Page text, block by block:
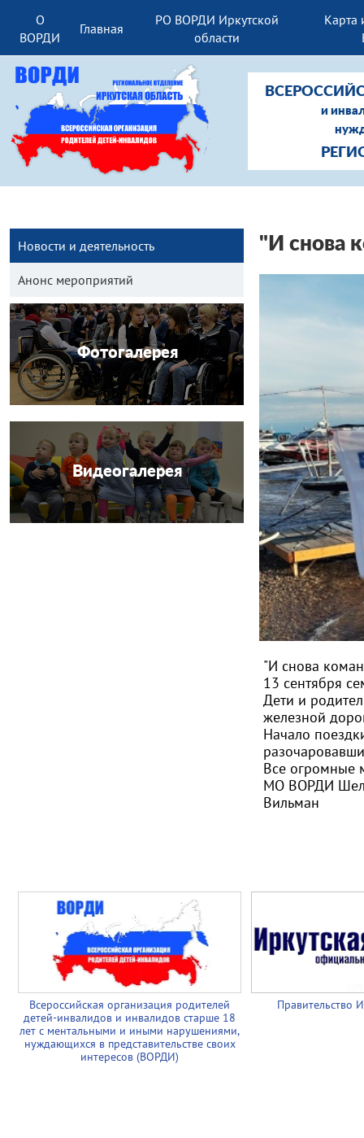
О
ВОРДИ
Главная
РО ВОРДИ Иркутской
области
Карта
и
Новости и деятельность
Анонс мероприятий
Фотогалерея
Видеогалерея
"И снова
"И снова
13 сентября
Дети и
железной
Начало
Все огромные
МО ВОРДИ
Вильман
Всероссийская организация родителей
детей-инвалидов и инвалидов старше 18
лет с ментальными и иными нарушениями,
нуждающихся в представительстве своих
интересов (ВОРДИ)
Правительство